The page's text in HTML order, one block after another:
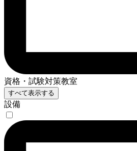
資格・試験対策教室
すべて表示する
設備